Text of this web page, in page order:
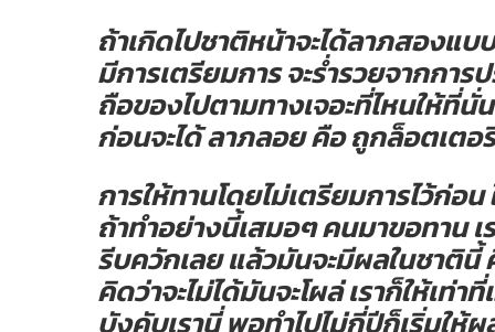
ถ้าเกิดไปชาติหน้าจะได้ลาภสองแ
มีการเตรียมการ จะร่ำรวยจากการ
ถือของไปตามทางเจอะที่ไหนให้ที่นั่
ก่อนจะได้ลาภลอยคือ ถูกล็อตเตอรี่
การให้ทานโดยไม่เตรียมการไว้ก่อน
ถ้าทำอย่างนี้เสมอๆ คนมาขอทาน
รีบควักเลย แล้วมันจะมีผลในชาตินี้
คิดว่าจะไม่ได้มันจะโผล่ เราก็ให้เท่าที่
บังคับเรานี่ พอทำไปไม่กี่ปีก็เริ่มให้